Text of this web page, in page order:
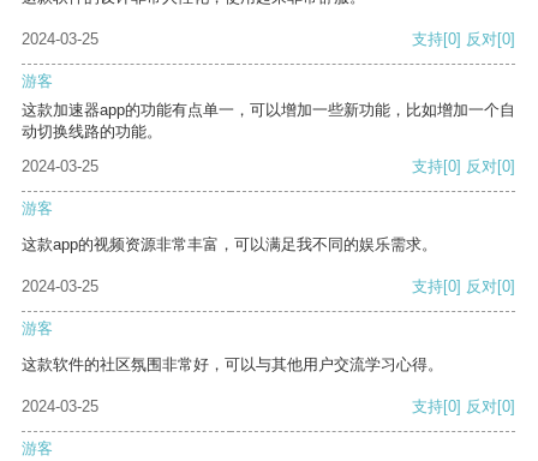
2024-03-25 支持[0] 反对[0]
游客
这款加速器app的功能有点单一，可以增加一些新功能，比如增加一个自
动切换线路的功能。
2024-03-25
支持[0] 反对[0]
游客
这款app的视频资源非常丰富，可以满足我不同的娱乐需求。
2024-03-25 支持[0] 反对[0]
游客
这款软件的社区氛围非常好，可以与其他用户交流学习心得。
2024-03-25 支持[0] 反对[0]
游客